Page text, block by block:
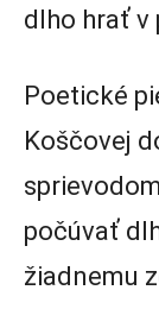
dlho hrať v
Poetické
Koščovej
sprievodom
počúvať
žiadnemu